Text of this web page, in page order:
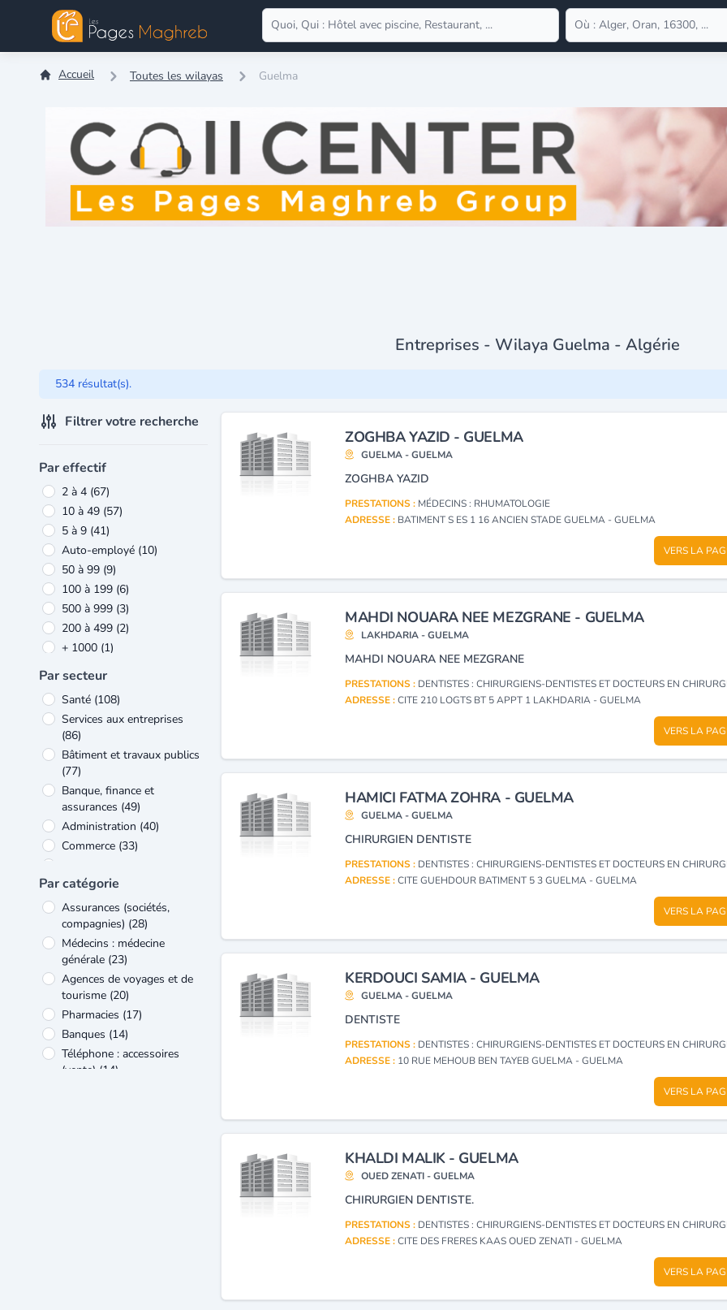
Accueil Toutes les wilayas Guelma
Entreprises - Wilaya Guelma - Algérie
534 résultat(s).
Filtrer votre recherche
Par effectif
2 à 4 (67)
10 à 49 (57)
5 à 9 (41)
Auto-employé (10)
50 à 99 (9)
100 à 199 (6)
500 à 999 (3)
200 à 499 (2)
+ 1000 (1)
Par secteur
Santé (108)
Services aux entreprises
(86)
Bâtiment et travaux publics
(77)
Banque, finance et
assurances (49)
Administration (40)
Commerce (33)
(30)
Verre et matériaux de
construction (29)
Industrie
Produits de luxe et de
loisirs
(26)
Par catégorie
Assurances (sociétés,
compagnies) (28)
Médecins : médecine
générale (23)
Agences de voyages et de
tourisme (20)
Pharmacies (17)
Banques (14)
Téléphone : accessoires
(vente) (14)
ZOGHBA YAZID - GUELMA
GUELMA - GUELMA
ZOGHBA YAZID
PRESTATIONS : MÉDECINS : RHUMATOLOGIE
ADRESSE : BATIMENT S ES 1 16 ANCIEN STADE GUELMA - GUELMA
VERS LA
MAHDI NOUARA NEE MEZGRANE - GUELMA
LAKHDARIA - GUELMA
MAHDI NOUARA NEE MEZGRANE
PRESTATIONS : DENTISTES : CHIRURGIENS-DENTISTES ET DOCTEURS EN CHIRURGIE
ADRESSE :CITE 210 LOGTS BT 5 APPT 1 LAKHDARIA - GUELMA
VERS LA
HAMICI FATMA ZOHRA - GUELMA
GUELMA - GUELMA
CHIRURGIEN DENTISTE
PRESTATIONS : DENTISTES : CHIRURGIENS-DENTISTES ET DOCTEURS EN CHIRURGIE
ADRESSE :CITE GUEHDOUR BATIMENT 5 3 GUELMA - GUELMA
VERS LA
KERDOUCI SAMIA - GUELMA
GUELMA - GUELMA
DENTISTE
PRESTATIONS : DENTISTES : CHIRURGIENS-DENTISTES ET DOCTEURS EN CHIRURGIE
ADRESSE : 10 RUE MEHOUB BEN TAYEB GUELMA - GUELMA
VERS LA
KHALDI MALIK - GUELMA
OUED ZENATI - GUELMA
CHIRURGIEN DENTISTE.
PRESTATIONS : DENTISTES : CHIRURGIENS-DENTISTES ET DOCTEURS EN CHIRURGIE
ADRESSE :CITE DES FRERES KAAS OUED ZENATI - GUELMA
VERS LA